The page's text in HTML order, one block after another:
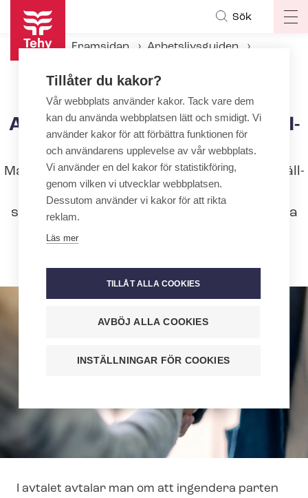
Hoppa
huvudinnehåll
Sök
Framsidan
Arbetslivsguiden
Avtal om att avsluta ett an­ställ­
nings­för­hål­lan­de
Man kan i samförstånd avtala om att an­ställ­
nings­för­hål­lan­det ska upphöra. I detta
sammanhang finns det möjlighet att avtala
om en summa som ersättning till
I avtalet avtalar man om att ingendera parten
Tillåter du kakor?
Vår webbplats använder kakor. Tack vare dem
kan du använda webbplatsen lätt och smidigt. Vi
använder kakor för att förbättra funktionen för
och användarens upplevelse av vår webbplats.
Vi använder en del kakor för statistikföring,
genom vilken vi utvecklar webbplatsen.
Dessutom använder vi kakor för att rikta
reklam.
Läs mer
TILLÅT ALLA COOKIES
AVBÖJ ALLA COOKIES
INSTÄLLNINGAR FÖR COOKIES